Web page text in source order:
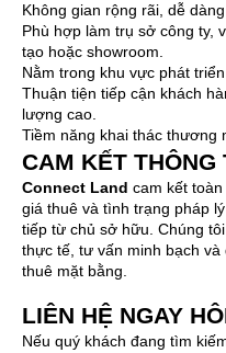
Không gian rộng rãi, dễ
Phù hợp làm trụ sở công ty,
tạo hoặc showroom.
Nằm trong khu vực phát
Thuận tiện tiếp cận khách
lượng cao.
Tiềm năng khai thác thương
CAM KẾT THÔNG
Connect Land cam kết
giá thuê và tình trạng pháp
tiếp từ chủ sở hữu. Chúng
thực tế, tư vấn minh bạch
thuê mặt bằng.
LIÊN HỆ NGAY
Nếu quý khách đang tìm